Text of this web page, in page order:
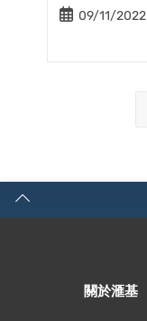
Post09/11/2022
關於滙基